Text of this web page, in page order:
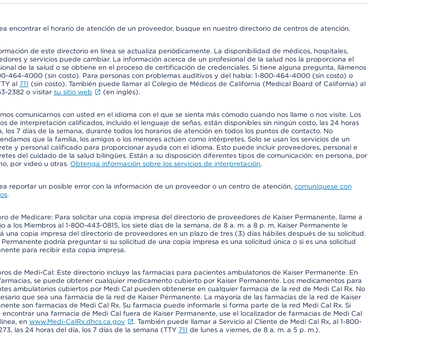
encontrar el horario de atención de un proveedor, busque en nuestro directorio de centros de atención.
de este directorio en línea se actualiza periódicamente. La disponibilidad de médicos, hospitales,
y servicios puede cambiar. La información acerca de un profesional de la salud nos la proporciona el
de la salud o se obtiene en el proceso de certificación de credenciales. Si tiene alguna pregunta, llámenos
464-4000 (sin costo). Para personas con problemas auditivos y del habla: 1-800-464-4000 (sin costo) o
al 711 (sin costo). También puede llamar al Colegio de Médicos de California (Medical Board of California) al
2382 o visitar su sitio web (en inglés).
comunicarnos con usted en el idioma con el que se sienta más cómodo cuando nos llame o nos visite. Los
de interpretación calificados, incluido el lenguaje de señas, están disponibles sin ningún costo, las 24 horas
los 7 días de la semana, durante todos los horarios de atención en todos los puntos de contacto. No
que la familia, los amigos o los menores actúen como intérpretes. Solo se usan los servicios de un
y personal calificado para proporcionar ayuda con el idioma. Esto puede incluir proveedores, personal e
del cuidado de la salud bilingües. Están a su disposición diferentes tipos de comunicación: en persona, por
por video u otras. Obtenga información sobre los servicios de interpretación.
reportar un posible error con la información de un proveedor o un centro de atención, comuníquese con
.
de Medicare: Para solicitar una copia impresa del directorio de proveedores de Kaiser Permanente, llame a
a los Miembros al 1-800-443-0815, los siete días de la semana, de 8 a. m. a 8 p. m. Kaiser Permanente le
una copia impresa del directorio de proveedores en un plazo de tres (3) días hábiles después de su solicitud.
Permanente podría preguntar si su solicitud de una copia impresa es una solicitud única o si es una solicitud
para recibir esta copia impresa.
de Medi-Cal: Este directorio incluye las farmacias para pacientes ambulatorios de Kaiser Permanente. En
se puede obtener cualquier medicamento cubierto por Kaiser Permanente. Los medicamentos para
ambulatorios cubiertos por Medi Cal pueden obtenerse en cualquier farmacia de la red de Medi Cal Rx. No
que sea una farmacia de la red de Kaiser Permanente. La mayoría de las farmacias de la red de Kaiser
son farmacias de Medi Cal Rx. Su farmacia puede informarle si forma parte de la red Medi Cal Rx. Si
encontrar una farmacia de Medi Cal fuera de Kaiser Permanente, use el localizador de farmacias de Medi Cal
en www.Medi-CalRx.dhcs.ca.gov
. También puede llamar a Servicio al Cliente de Medi Cal Rx, al 1-800-
las 24 horas del día, los 7 días de la semana (TTY 711 de lunes a viernes, de 8 a. m. a 5 p. m.).